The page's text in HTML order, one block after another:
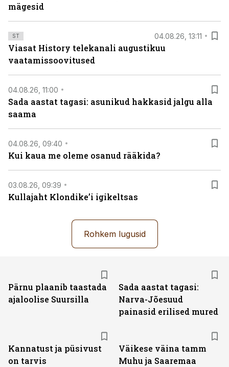
mägesid
ST 04.08.26, 13:11
Viasat History telekanali augustikuu
vaatamissoovitused
04.08.26, 11:00
Sada aastat tagasi: asunikud hakkasid jalgu alla
saama
04.08.26, 09:40
Kui kaua me oleme osanud rääkida?
03.08.26, 09:39
Kullajaht Klondike’i igikeltsas
Rohkem lugusid
Pärnu plaanib taastada
ajaloolise Suursilla
Sada aastat tagasi:
Narva-Jõesuud
painasid erilised mured
Kannatust ja püsivust
on tarvis
Väikese väina tamm
Muhu ja Saaremaa